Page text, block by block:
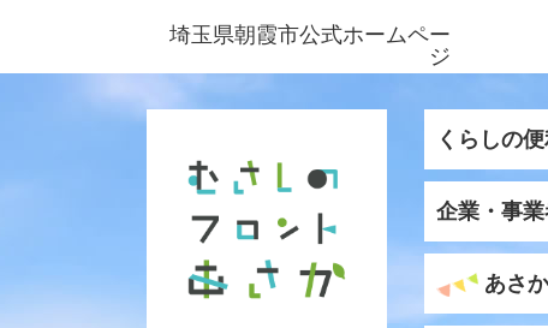
ジ
ュ
埼玉県朝霞市公式ホームペー
ジ
くらしの
企業・事
あさ